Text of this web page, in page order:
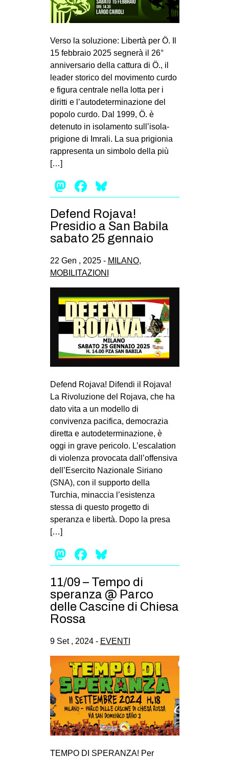
Verso la soluzione: Libertà per Ö. Il
15 febbraio 2025 segnerà il 26°
anniversario della cattura di Ö., il
leader storico del movimento curdo
e figura centrale nella lotta per i
diritti e l’autodeterminazione del
popolo curdo. Dal 1999, Ö. è
detenuto in isolamento sull’isola-
prigione di Imrali. La sua prigionia
rappresenta un simbolo della più
[…]
Mastodon
Facebook
Defend Rojava!
Presidio a San Babila
sabato 25 gennaio
22 Gen , 2025 - MILANO,
MOBILITAZIONI
Defend Rojava! Difendi il Rojava!
La Rivoluzione del Rojava, che ha
dato vita a un modello di
convivenza pacifica, democrazia
diretta e autodeterminazione, è
oggi in grave pericolo. L’escalation
di violenza provocata dall’offensiva
dell’Esercito Nazionale Siriano
(SNA), con il supporto della
Turchia, minaccia l’esistenza
stessa di questo progetto di
speranza e libertà. Dopo la presa
[…]
Mastodon
Facebook
11/09 – Tempo di
speranza @ Parco
delle Cascine di Chiesa
Rossa
9 Set , 2024 - EVENTI
TEMPO DI SPERANZA! Per